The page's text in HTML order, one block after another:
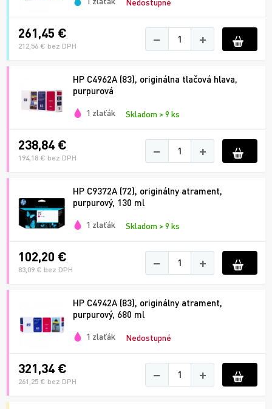
261,45 €
212,56 € bez DPH − +
HP C4962A (83), originálna tlačová hlava,
purpurová
1 zlaťák Skladom > 9 ks
238,84 €
194,18 € bez DPH − +
HP C9372A (72), originálny atrament,
purpurový, 130 ml
1 zlaťák Skladom > 9 ks
102,20 €
83,09 € bez DPH − +
HP C4942A (83), originálny atrament,
purpurový, 680 ml
1 zlaťák Nedostupné
321,34 €
261,25 € bez DPH − +